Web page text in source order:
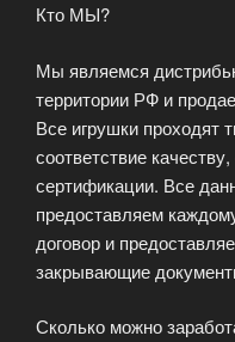
Кто МЫ?
Мы являемся
территории РФ и
Все игрушки проходят
соответствие
сертификации. Все
предоставляем
договор и
закрывающие
Сколько можно